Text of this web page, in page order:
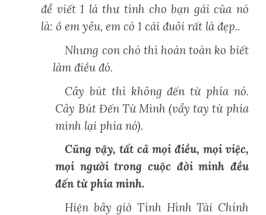
để viết 1 lá thư tình cho bạn gái của nó
là: ồ em yêu, em có 1 cái đuôi rất là đẹp..
Nhưng con chó thì hoàn toàn ko biết
làm điều đó.
Cây bút thì không đến từ phía nó.
Cây Bút Đến Từ Mình(vẩy tay từ phía
mình lại phía nó).
Cũng vậy, tất cả mọi điều, mọi việc,
mọi người trong cuộc đời mình đều
đến từ phía mình.
Hiện bây giờ Tình Hình Tài Chính